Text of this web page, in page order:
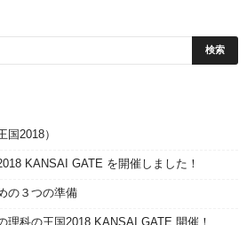
2018）
KANSAI GATE を開催しました！
の３つの準備
理科の王国2018 KANSAI GATE 開催！